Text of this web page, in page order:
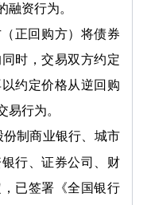
融资行为。
正回购方）将债券
时，交易双方约定
约定价格从逆回购
易行为。
份制商业银行、城市
行、证券公司、财
已签署《全国银行